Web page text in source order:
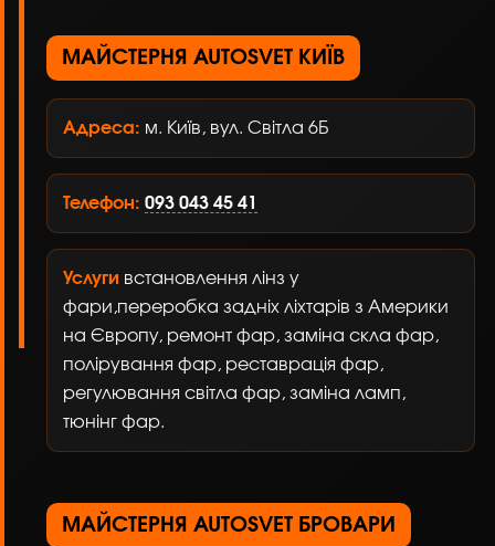
МАЙСТЕРНЯ AUTOSVET КИЇВ
Адреса: м. Київ, вул. Світла 6Б
Телефон: 093 043 45 41
Услуги встановлення лінз у
фари,переробка задніх ліхтарів з Америки
на Європу, ремонт фар, заміна скла фар,
полірування фар, реставрація фар,
регулювання світла фар, заміна ламп,
тюнінг фар.
МАЙСТЕРНЯ AUTOSVET БРОВАРИ